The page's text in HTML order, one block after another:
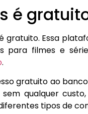
é
gratuito. Essa
para filmes e
.
gratuito ao
qualquer
tipos de